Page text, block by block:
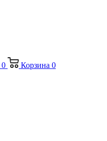
0 Корзина 0